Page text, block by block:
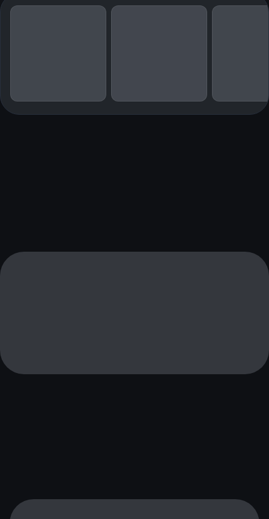
som skönlitterär författare med den kritikerrosade Maos hibiskus